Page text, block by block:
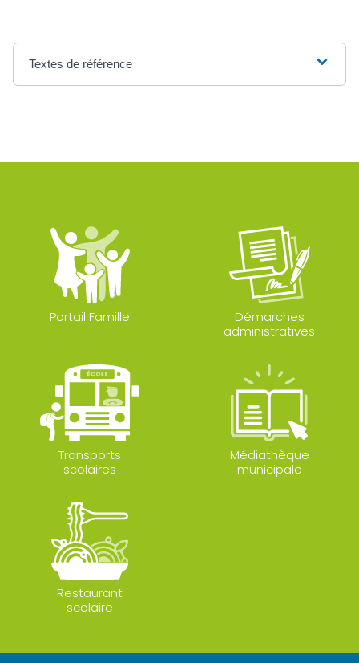
Textes de référence
Portail Famille
Démarches
administratives
Transports
scolaires
Médiathèque
municipale
Restaurant
scolaire